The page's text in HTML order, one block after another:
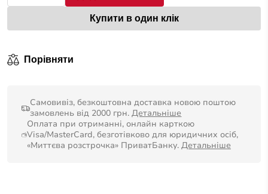
Купити в один клік
Порівняти
Самовивіз, безкоштовна доставка новою поштою
замовлень від 2000 грн.Детальніше
Оплата при отриманні, онлайн карткою
Visa/MasterCard, безготівково для юридичних осіб,
«Миттєва розстрочка» ПриватБанку. Детальніше